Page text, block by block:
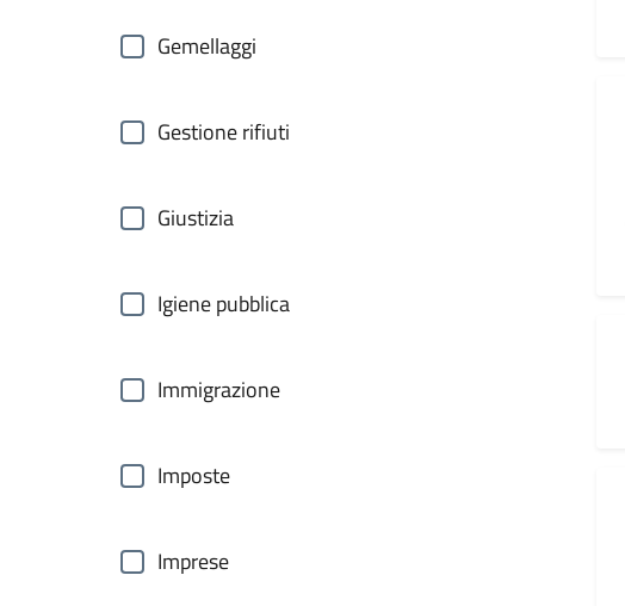
Gemellaggi
Gestione rifiuti
Giustizia
Igiene pubblica
Immigrazione
Imposte
Imprese